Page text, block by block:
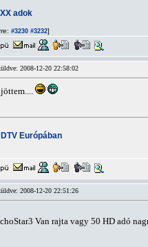
adok
#3230 #3232]
2008-12-20 22:58:02
Európában
2008-12-20 22:51:26
Van rajta vagy 50 HD adó